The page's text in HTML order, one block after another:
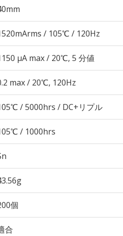
/ 105℃ / 120Hz
μA max / 20℃, 5 分値
max / 20℃, 120Hz
/ 5000hrs / DC+リプル
/ 1000hrs
個
合